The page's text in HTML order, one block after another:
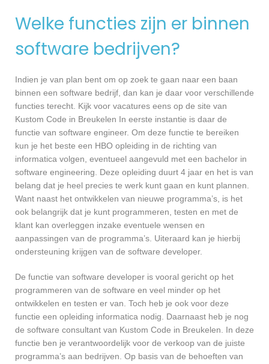
Welke functies zijn er binnen
software bedrijven?
Indien je van plan bent om op zoek te gaan naar een baan
binnen een software bedrijf, dan kan je daar voor verschillende
functies terecht. Kijk voor vacatures eens op de site van
Kustom Code in Breukelen In eerste instantie is daar de
functie van software engineer. Om deze functie te bereiken
kun je het beste een HBO opleiding in de richting van
informatica volgen, eventueel aangevuld met een bachelor in
software engineering. Deze opleiding duurt 4 jaar en het is van
belang dat je heel precies te werk kunt gaan en kunt plannen.
Want naast het ontwikkelen van nieuwe programma’s, is het
ook belangrijk dat je kunt programmeren, testen en met de
klant kan overleggen inzake eventuele wensen en
aanpassingen van de programma’s. Uiteraard kan je hierbij
ondersteuning krijgen van de software developer.
De functie van software developer is vooral gericht op het
programmeren van de software en veel minder op het
ontwikkelen en testen er van. Toch heb je ook voor deze
functie een opleiding informatica nodig. Daarnaast heb je nog
de software consultant van Kustom Code in Breukelen. In deze
functie ben je verantwoordelijk voor de verkoop van de juiste
programma’s aan bedrijven. Op basis van de behoeften van